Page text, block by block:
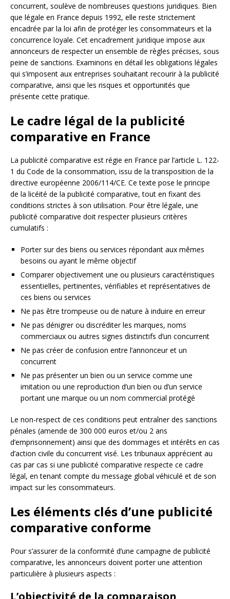
concurrent, soulève de nombreuses questions juridiques. Bien
que légale en France depuis 1992, elle reste strictement
encadrée par la loi afin de protéger les consommateurs et la
concurrence loyale. Cet encadrement juridique impose aux
annonceurs de respecter un ensemble de règles précises, sous
peine de sanctions. Examinons en détail les obligations légales
qui s’imposent aux entreprises souhaitant recourir à la publicité
comparative, ainsi que les risques et opportunités que
présente cette pratique.
Le cadre légal de la publicité
comparative en France
La publicité comparative est régie en France par l’article L. 122-
1 du Code de la consommation, issu de la transposition de la
directive européenne 2006/114/CE. Ce texte pose le principe
de la licéité de la publicité comparative, tout en fixant des
conditions strictes à son utilisation. Pour être légale, une
publicité comparative doit respecter plusieurs critères
cumulatifs :
Porter sur des biens ou services répondant aux mêmes
besoins ou ayant le même objectif
Comparer objectivement une ou plusieurs caractéristiques
essentielles, pertinentes, vérifiables et représentatives de
ces biens ou services
Ne pas être trompeuse ou de nature à induire en erreur
Ne pas dénigrer ou discréditer les marques, noms
commerciaux ou autres signes distinctifs d’un concurrent
Ne pas créer de confusion entre l’annonceur et un
concurrent
Ne pas présenter un bien ou un service comme une
imitation ou une reproduction d’un bien ou d’un service
portant une marque ou un nom commercial protégé
Le non-respect de ces conditions peut entraîner des sanctions
pénales (amende de 300 000 euros et/ou 2 ans
d’emprisonnement) ainsi que des dommages et intérêts en cas
d’action civile du concurrent visé. Les tribunaux apprécient au
cas par cas si une publicité comparative respecte ce cadre
légal, en tenant compte du message global véhiculé et de son
impact sur les consommateurs.
Les éléments clés d’une publicité
comparative conforme
Pour s’assurer de la conformité d’une campagne de publicité
comparative, les annonceurs doivent porter une attention
particulière à plusieurs aspects :
L’objectivité de la comparaison